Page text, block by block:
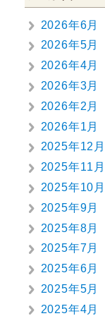
2026年6月
2026年5月
2026年4月
2026年3月
2026年2月
2026年1月
2025年12月
2025年11月
2025年10月
2025年9月
2025年8月
2025年7月
2025年6月
2025年5月
2025年4月